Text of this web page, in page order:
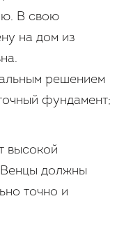
В свою
на дом из
решением
фундамент;
высокой
должны
точно и